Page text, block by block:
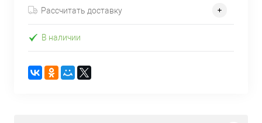
Рассчитать доставку
В наличии